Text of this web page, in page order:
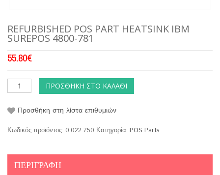
REFURBISHED POS PART HEATSINK IBM
SUREPOS 4800-781
55.80€
ΠΡΟΣΘΉΚΗ ΣΤΟ ΚΑΛΆΘΙ
Προσθήκη στη λίστα επιθυμιών
Κωδικός προϊόντος: 0.022.750 Κατηγορία: POS Parts
ΠΕΡΙΓΡΑΦΉ